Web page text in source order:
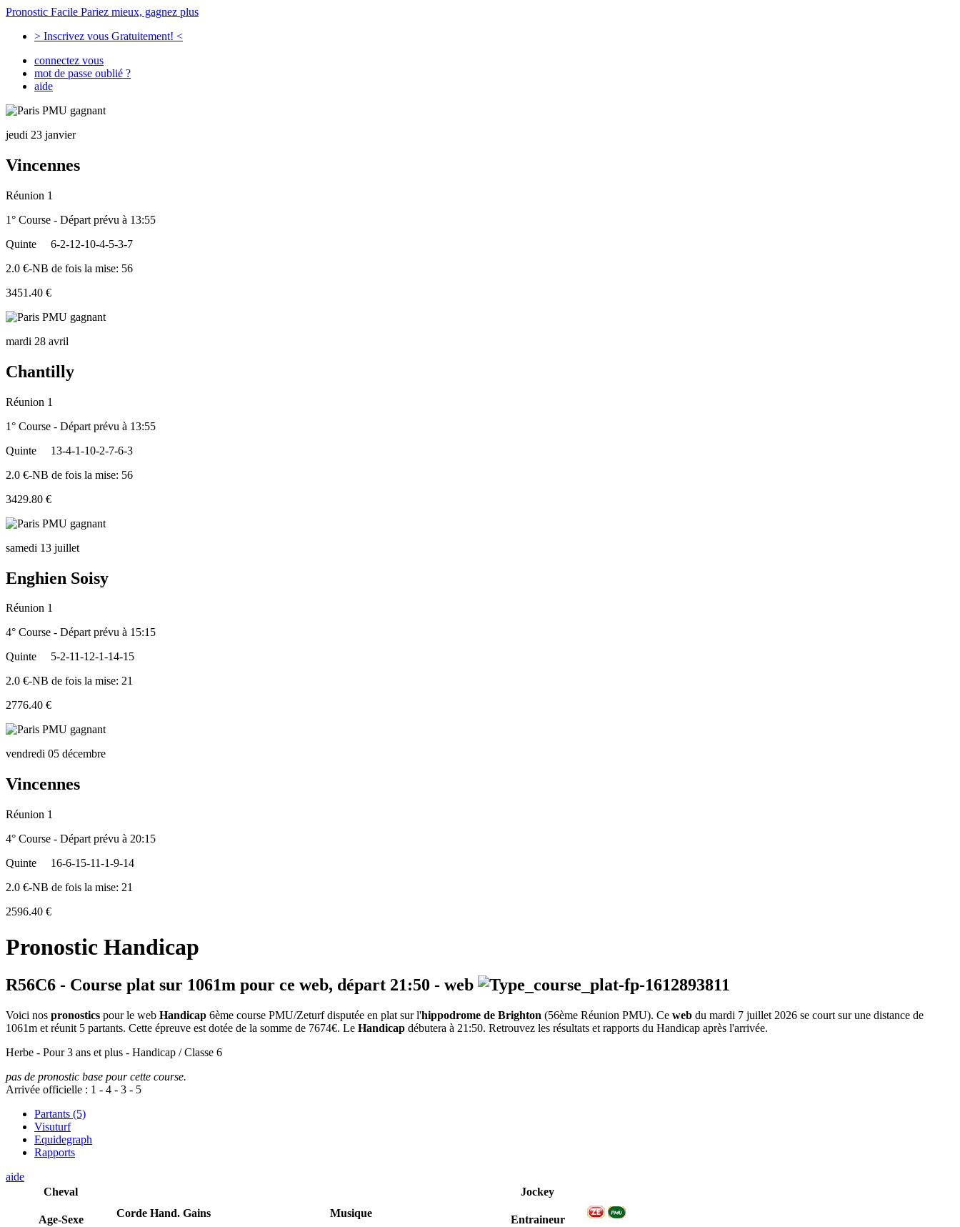
Pronostic Facile Pariez mieux, gagnez plus
> Inscrivez vous Gratuitement! <
connectez vous
mot de passe oublié ?
aide
jeudi 23 janvier
Vincennes
Réunion 1
1° Course - Départ prévu à 13:55
Quinte
6-2-12-10-4-5-3-7
2.0 €-NB de fois la mise: 56
3451.40 €
mardi 28 avril
Chantilly
Réunion 1
1° Course - Départ prévu à 13:55
Quinte
13-4-1-10-2-7-6-3
2.0 €-NB de fois la mise: 56
3429.80 €
samedi 13 juillet
Enghien Soisy
Réunion 1
4° Course - Départ prévu à 15:15
Quinte
5-2-11-12-1-14-15
2.0 €-NB de fois la mise: 21
2776.40 €
vendredi 05 décembre
Vincennes
Réunion 1
4° Course - Départ prévu à 20:15
Quinte
16-6-15-11-1-9-14
2.0 €-NB de fois la mise: 21
2596.40 €
Pronostic Handicap
R56C6 - Course plat sur 1061m pour ce web, départ 21:50 - web
Voici nos pronostics pour le web Handicap 6ème course PMU/Zeturf disputée en plat sur l'hippodrome de Brighton (56ème Réunion PMU). Ce web du mardi 7 juillet 2026 se court sur une distance de
1061m et réunit 5 partants. Cette épreuve est dotée de la somme de 7674€. Le Handicap débutera à 21:50. Retrouvez les résultats et rapports du Handicap après l'arrivée.
Herbe - Pour 3 ans et plus - Handicap / Classe 6
pas de pronostic base pour cette course.
Arrivée officielle : 1 - 4 - 3 - 5
Partants (5)
Visuturf
Equidegraph
Rapports
aide
Cheval
Age-Sexe
Corde Hand. Gains Musique
Jockey
Entraineur